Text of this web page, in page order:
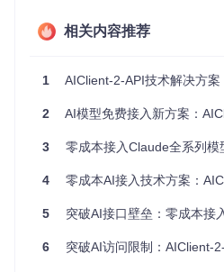
一键启动服务
Windows系统： 直接双击运行
nd-run.bat
文件
被占用。可以使用netstat -
相关内容推荐
1 AIClient-2-API技术解决方案：
2 AI模型免费接入新方案：
3 零成本接入Claude全系列模型：
4 零成本AI接入技术方案：
5 突破AI接口壁垒：零成本接
6 突破AI访问限制：AIClient-2-API零